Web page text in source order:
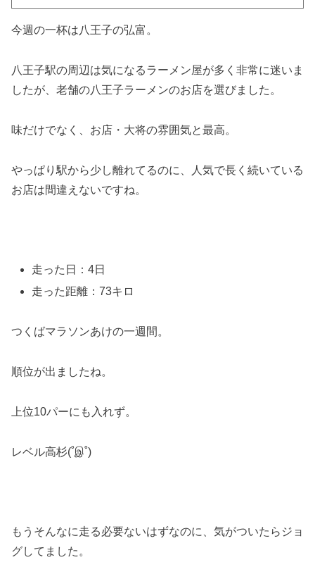
今週の一杯は八王子の弘富。
八王子駅の周辺は気になるラーメン屋が多く非常に迷いま
したが、老舗の八王子ラーメンのお店を選びました。
味だけでなく、お店・大将の雰囲気と最高。
やっぱり駅から少し離れてるのに、人気で長く続いている
お店は間違えないですね。
走った日：4日
走った距離：73キロ
つくばマラソンあけの一週間。
順位が出ましたね。
上位10パーにも入れず。
レベル高杉(˚இ˚)
もうそんなに走る必要ないはずなのに、気がついたらジョ
グしてました。